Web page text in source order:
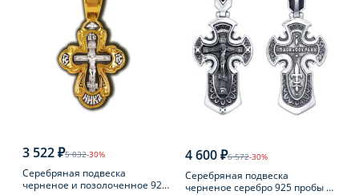
3 522 ₽5 032-30%
Серебряная подвеска
черненое и позолоченное 925
4 600 ₽6 572-30%
Серебряная подвеска
черненое серебро 925 пробы с